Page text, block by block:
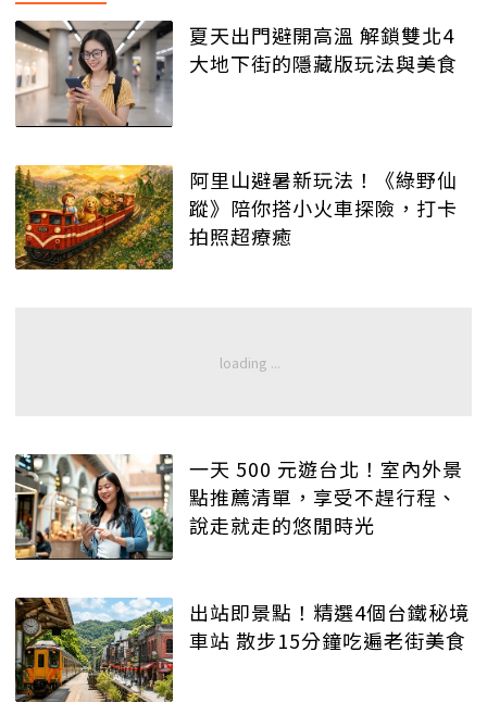
夏天出門避開高溫 解鎖雙北4
大地下街的隱藏版玩法與美食
阿里山避暑新玩法！《綠野仙
蹤》陪你搭小火車探險，打卡
拍照超療癒
一天 500 元遊台北！室內外景
點推薦清單，享受不趕行程、
說走就走的悠閒時光
出站即景點！精選4個台鐵秘境
車站 散步15分鐘吃遍老街美食